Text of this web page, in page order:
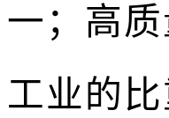
一；高
工业的